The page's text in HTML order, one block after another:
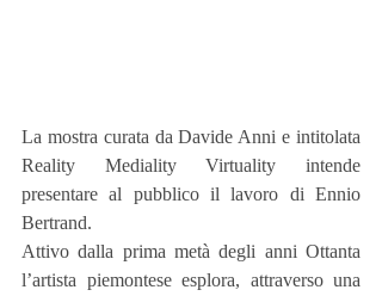
La mostra curata da Davide Anni e intitolata
Reality Mediality Virtuality intende
presentare al pubblico il lavoro di Ennio
Bertrand.
Attivo dalla prima metà degli anni Ottanta
l’artista piemontese esplora, attraverso una